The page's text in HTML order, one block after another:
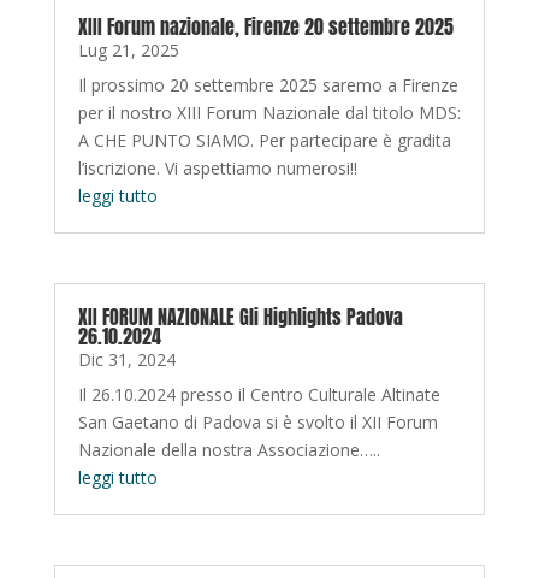
XIII Forum nazionale, Firenze 20 settembre 2025
Lug 21, 2025
Il prossimo 20 settembre 2025 saremo a Firenze
per il nostro XIII Forum Nazionale dal titolo MDS:
A CHE PUNTO SIAMO. Per partecipare è gradita
l’iscrizione. Vi aspettiamo numerosi!!
leggi tutto
XII FORUM NAZIONALE Gli Highlights Padova
26.10.2024
Dic 31, 2024
Il 26.10.2024 presso il Centro Culturale Altinate
San Gaetano di Padova si è svolto il XII Forum
Nazionale della nostra Associazione…..
leggi tutto